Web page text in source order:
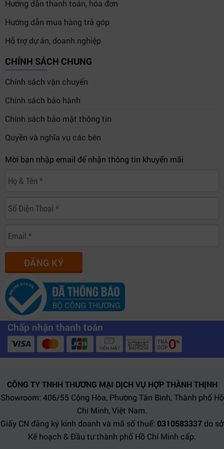
Hướng dẫn thanh toán, hóa đơn
Hướng dẫn mua hàng trả góp
Hỗ trợ dự án, doanh nghiệp
CHÍNH SÁCH CHUNG
Chính sách vận chuyển
Chính sách bảo hành
Chính sách bảo mật thông tin
Quyền và nghĩa vụ các bên
Mời bạn nhập email để nhận thông tin khuyến mãi
ĐĂNG KÝ
Chấp nhận thanh toán
CÔNG TY TNHH THƯƠNG MẠI DỊCH VỤ HỢP THÀNH THỊNH
Showroom: 406/55 Cộng Hòa, Phường Tân Bình, Thành phố Hồ
Chí Minh, Việt Nam.
Giấy CN đăng ký kinh doanh và mã số thuế: 0310583337 do sở
Kế hoạch & Đầu tư thành phố Hồ Chí Minh cấp.